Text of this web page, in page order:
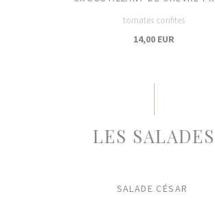
tomates confites
14,00 EUR
LES SALADES
SALADE CÉSAR